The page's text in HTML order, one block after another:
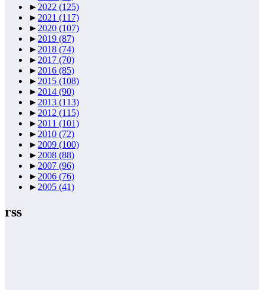
►2022 (125)
►2021 (117)
►2020 (107)
►2019 (87)
►2018 (74)
►2017 (70)
►2016 (85)
►2015 (108)
►2014 (90)
►2013 (113)
►2012 (115)
►2011 (101)
►2010 (72)
►2009 (100)
►2008 (88)
►2007 (96)
►2006 (76)
►2005 (41)
rss